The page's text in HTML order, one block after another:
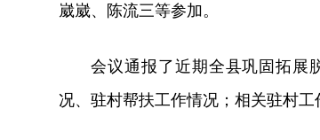
崴崴、陈流三等参加。
会议通报了近期全县巩固拓展
况、驻村帮扶工作情况；相关驻村工